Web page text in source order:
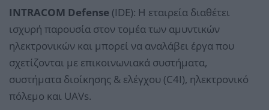
INTRACOM Defense (IDE): Η εταιρεία διαθέτει
ισχυρή παρουσία στον τομέα των αμυντικών
ηλεκτρονικών και μπορεί να αναλάβει έργα που
σχετίζονται με επικοινωνιακά συστήματα,
συστήματα διοίκησης & ελέγχου (C4I), ηλεκτρονικό
πόλεμο και UAVs.